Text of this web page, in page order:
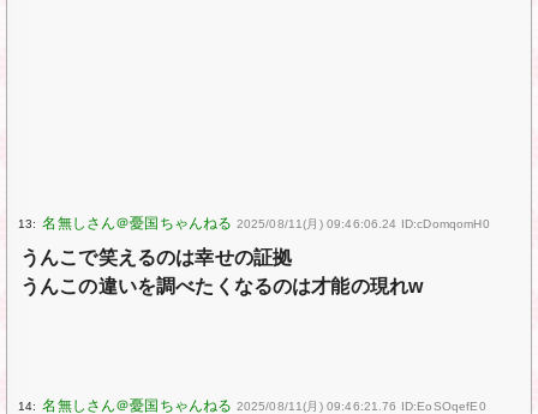
13: 2025/08/11(月) 09:46:06.24 ID:cDomqomH0
うんこで笑えるのは幸せの証拠
うんこの違いを調べたくなるのは才能の現れw
14: 2025/08/11(月) 09:46:21.76 ID:EoSOqefE0